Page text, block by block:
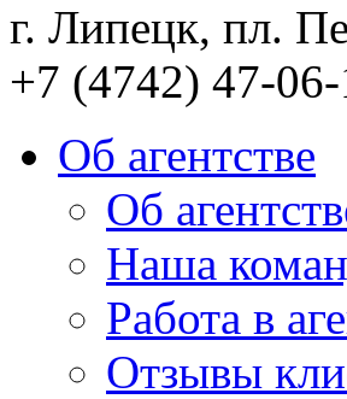
г. Липецк, пл.
+7 (4742) 47-
Об агентстве
Об
Наша
Работа в
Отзывы